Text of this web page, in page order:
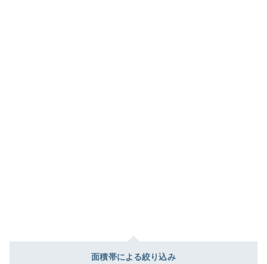
面積帯による絞り込み